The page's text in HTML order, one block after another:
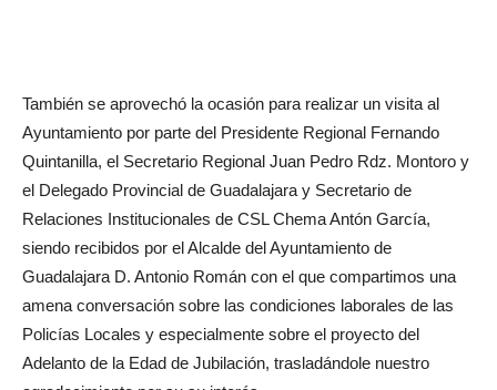
También se aprovechó la ocasión para realizar un visita al
Ayuntamiento por parte del Presidente Regional Fernando
Quintanilla, el Secretario Regional Juan Pedro Rdz. Montoro y
el Delegado Provincial de Guadalajara y Secretario de
Relaciones Institucionales de CSL Chema Antón García,
siendo recibidos por el Alcalde del Ayuntamiento de
Guadalajara D. Antonio Román con el que compartimos una
amena conversación sobre las condiciones laborales de las
Policías Locales y especialmente sobre el proyecto del
Adelanto de la Edad de Jubilación, trasladándole nuestro